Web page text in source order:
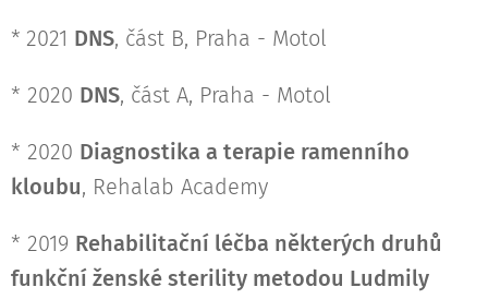
* 2021 DNS, část B, Praha - Motol
* 2020 DNS, část A, Praha - Motol
* 2020 Diagnostika a terapie ramenního
kloubu, Rehalab Academy
* 2019 Rehabilitační léčba některých druhů
funkční ženské sterility metodou Ludmily